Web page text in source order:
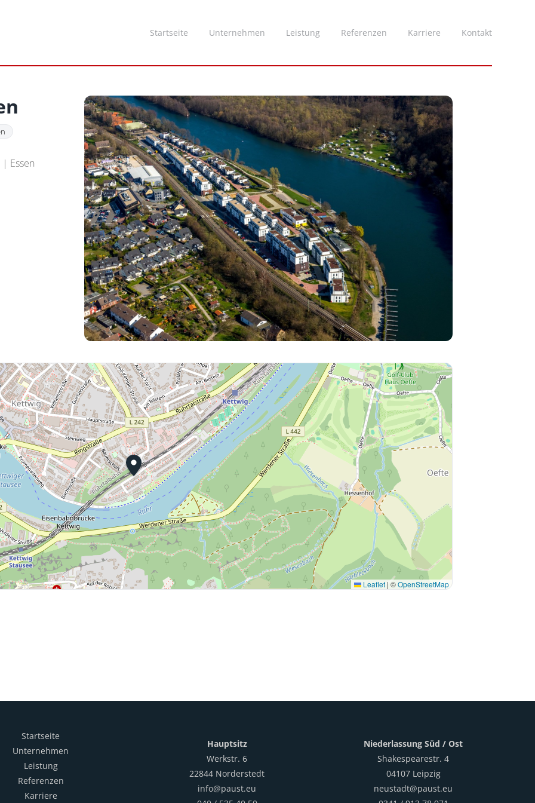
Startseite Unternehmen Leistung Referenzen Karriere Kontakt
Essen
Leaflet | ©OpenStreetMap
Startseite
Unternehmen
Leistung
Referenzen
Karriere
Hauptsitz
Werkstr. 6
22844 Norderstedt
info@paust.eu
Niederlassung Süd / Ost
Shakespearestr. 4
04107 Leipzig
neustadt@paust.eu